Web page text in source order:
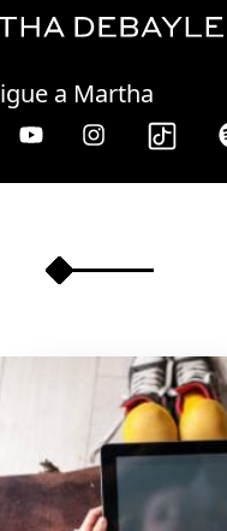
a Martha
de 10 a 13 hrs.